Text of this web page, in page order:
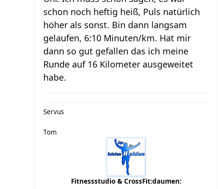
schon noch heftig heiß, Puls natürlich
höher als sonst. Bin dann langsam
gelaufen, 6:10 Minuten/km. Hat mir
dann so gut gefallen das ich meine
Runde auf 16 Kilometer ausgeweitet
habe.
Servus
Tom
Fitnessstudio & CrossFit:daumen: